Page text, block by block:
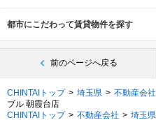
都市にこだわって賃貸物件を探す
前のページへ戻る
CHINTAIトップ 埼玉県 不動産会社
ブル 朝霞台店
CHINTAIトップ
不動産会社 埼玉県